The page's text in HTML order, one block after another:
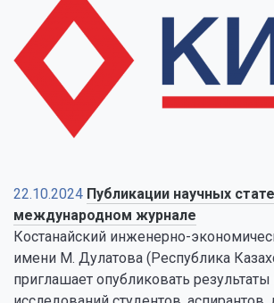
22.10.2024 Публикации научных
международном журнале
Костанайский инженерно-
имени М. Дулатова (Республика
приглашает опубликовать